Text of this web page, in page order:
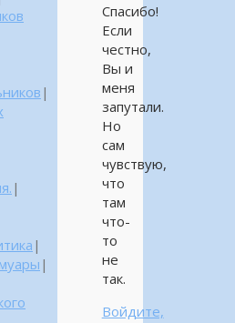
Спасибо!
Если
честно,
Вы и
меня
запутали.
Но
сам
чувствую,
что
там
что-
то
не
так.
Войдите,
|
|
|
|